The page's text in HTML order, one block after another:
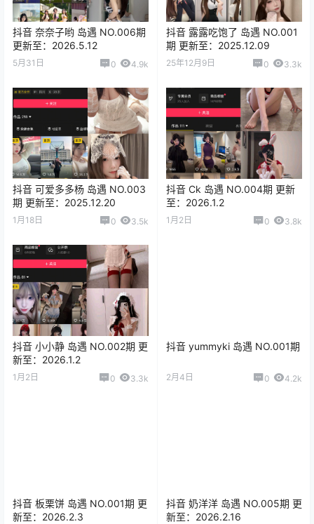
抖音 奈奈子哟 岛遇 NO.006期
更新至：2026.5.12
5月31日 0 4.9k
抖音 露露吃饱了 岛遇 NO.001
期 更新至：2025.12.09
25年12月9日 0 3.3k
抖音 可爱多多杨 岛遇 NO.003
期 更新至：2025.12.20
1月18日 0 3.5k
抖音 Ck 岛遇 NO.004期 更新
至：2026.1.2
1月2日 0 3.8k
抖音 小小静 岛遇 NO.002期 更
新至：2026.1.2
1月2日 0 3.3k
抖音 yummyki 岛遇 NO.001期
2月4日 0 4.2k
抖音 板栗饼 岛遇 NO.001期 更
新至：2026.2.3
抖音 奶洋洋 岛遇 NO.005期 更
新至：2026.2.16